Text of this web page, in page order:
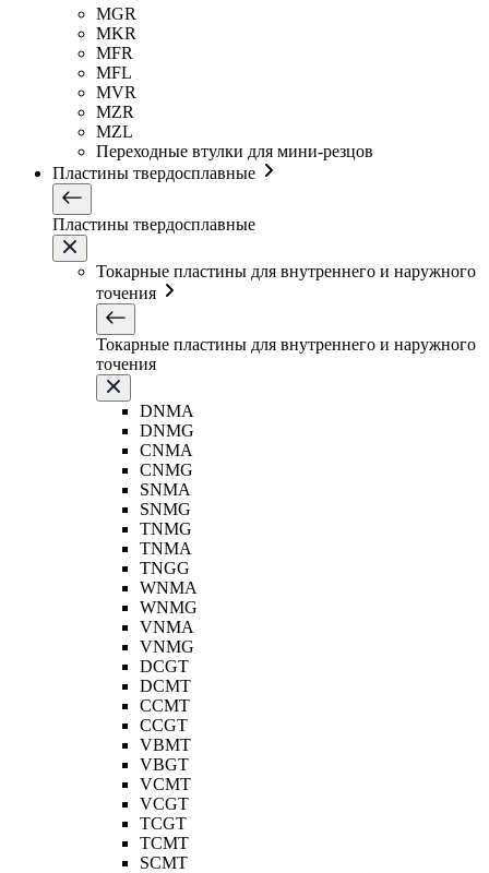
MGR
MKR
MFR
MFL
MVR
MZR
MZL
Переходные втулки для мини-резцов
Пластины твердосплавные
Пластины твердосплавные
Токарные пластины для внутреннего и наружного
точения
Токарные пластины для внутреннего и наружного
точения
DNMA
DNMG
CNMA
CNMG
SNMA
SNMG
TNMG
TNMA
TNGG
WNMA
WNMG
VNMA
VNMG
DCGT
DCMT
CCMT
CCGT
VBMT
VBGT
VCMT
VCGT
TCGT
TCMT
SCMT